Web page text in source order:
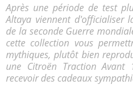
Après une période de test
Altaya viennent d'officialiser
de la seconde Guerre
cette collection vous
mythiques, plutôt bien
une Citroën Traction
recevoir des cadeaux